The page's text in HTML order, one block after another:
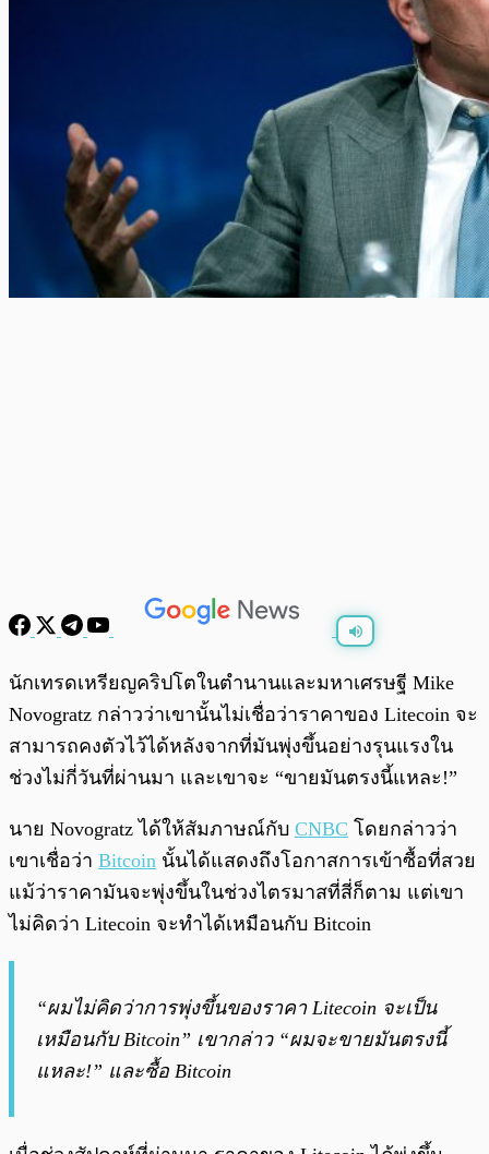
พร้อมเล่น /
นักเทรดเหรียญคริปโตในตำนานและมหาเศรษฐี Mike
Novogratz กล่าวว่าเขานั้นไม่เชื่อว่าราคาของ Litecoin จะ
สามารถคงตัวไว้ได้หลังจากที่มันพุ่งขึ้นอย่างรุนแรงใน
ช่วงไม่กี่วันที่ผ่านมา และเขาจะ “ขายมันตรงนี้แหละ!”
นาย Novogratz ได้ให้สัมภาษณ์กับ CNBC โดยกล่าวว่า
เขาเชื่อว่า Bitcoin นั้นได้แสดงถึงโอกาสการเข้าซื้อที่สวย
แม้ว่าราคามันจะพุ่งขึ้นในช่วงไตรมาสที่สี่ก็ตาม แต่เขา
ไม่คิดว่า Litecoin จะทำได้เหมือนกับ Bitcoin
“ผมไม่คิดว่าการพุ่งขึ้นของราคา Litecoin จะเป็น
เหมือนกับ Bitcoin” เขากล่าว​ “ผมจะขายมันตรงนี้
แหละ!” และซื้อ Bitcoin